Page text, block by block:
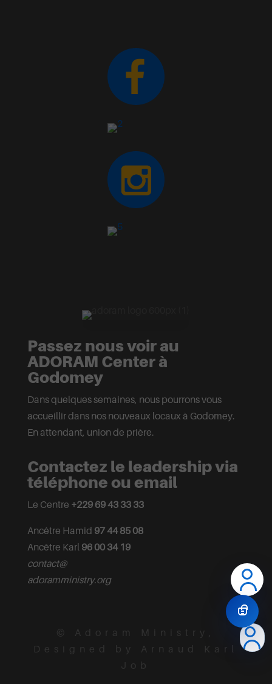
Passez nous voir au
ADORAM Center à
Godomey
Dans quelques semaines, nous pourrons vous
accueillir dans nos nouveaux locaux à Godomey.
En attendant, union de prière.
Contactez le leadership via
téléphone ou email
Le Centre +229 69 43 33 33
Ancêtre Hamid 97 44 85 08
Ancêtre Karl 96 00 34 19
contact@
adoramministry.org
© Adoram Ministry,
Designed by Arnaud Karl
Job